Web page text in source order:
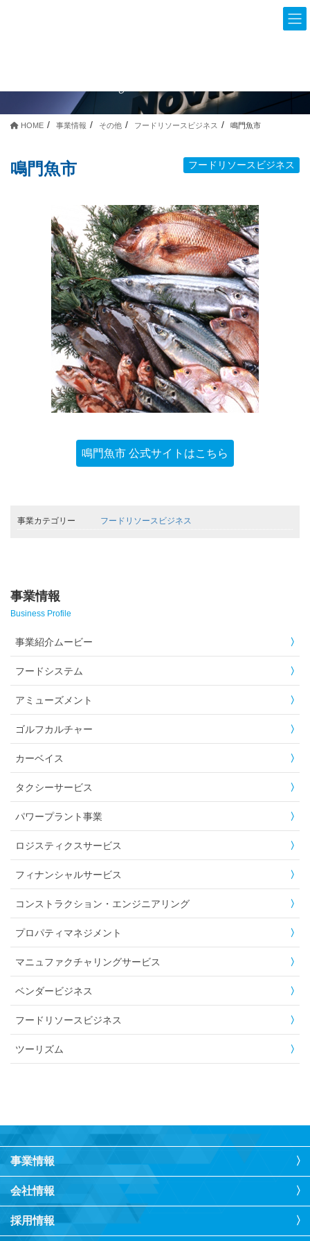
HOME 事業情報 その他 フードリソースビジネス 鳴門魚市
フードリソースビジネス
鳴門魚市
鳴門魚市 公式サイトはこちら
事業カテゴリー フードリソースビジネス
事業情報
Business Profile
事業紹介ムービー
フードシステム
アミューズメント
ゴルフカルチャー
カーベイス
タクシーサービス
パワープラント事業
ロジスティクスサービス
フィナンシャルサービス
コンストラクション・エンジニアリング
プロパティマネジメント
マニュファクチャリングサービス
ベンダービジネス
フードリソースビジネス
ツーリズム
事業情報
会社情報
採用情報